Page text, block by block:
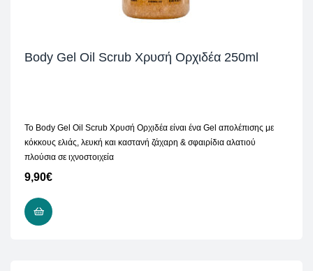
Body Gel Oil Scrub Χρυσή Ορχιδέα 250ml
Το Body Gel Oil Scrub Χρυσή Ορχιδέα είναι ένα Gel απολέπισης με
κόκκους ελιάς, λευκή και καστανή ζάχαρη & σφαιρίδια αλατιού
πλούσια σε ιχνοστοιχεία
9,90€